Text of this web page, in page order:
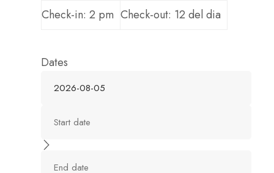
Check-in: 2 pm Check-out: 12 del dia
Dates